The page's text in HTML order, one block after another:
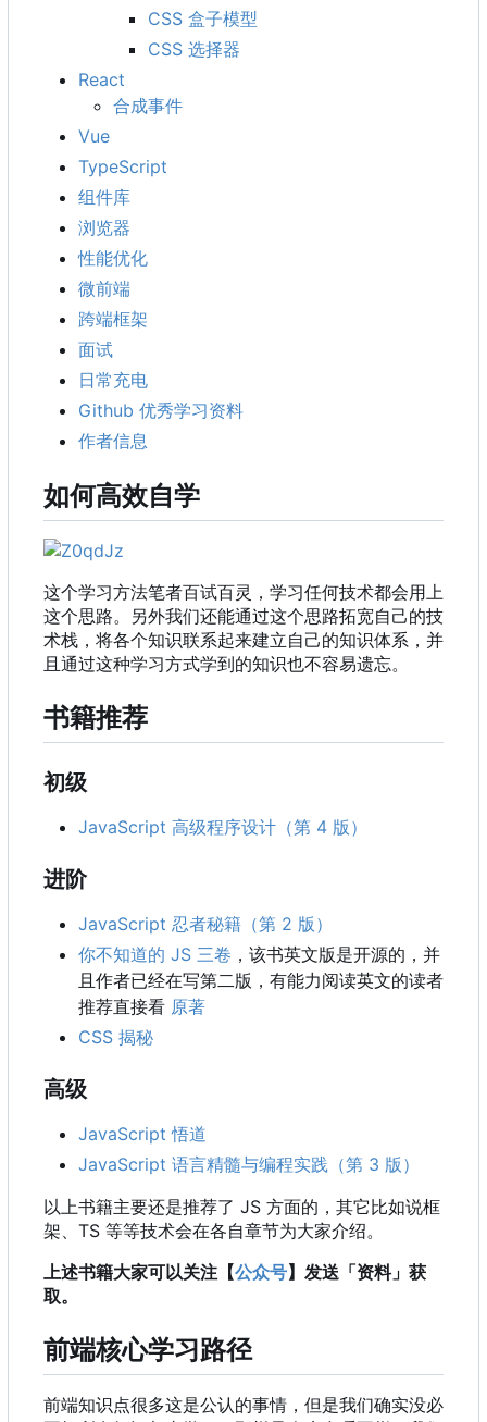
CSS 盒子模型
CSS 选择器
React
合成事件
Vue
TypeScript
组件库
浏览器
性能优化
微前端
跨端框架
面试
日常充电
Github 优秀学习资料
作者信息
如何高效自学
这个学习方法笔者百试百灵，学习任何技术都会用上
这个思路。另外我们还能通过这个思路拓宽自己的技
术栈，将各个知识联系起来建立自己的知识体系，并
且通过这种学习方式学到的知识也不容易遗忘。
书籍推荐
初级
JavaScript 高级程序设计（第 4 版）
进阶
JavaScript 忍者秘籍（第 2 版）
你不知道的 JS 三卷 ，该书英文版是开源的，并
且作者已经在写第二版，有能力阅读英文的读者
推荐直接看 原著
CSS 揭秘
高级
JavaScript 悟道
JavaScript 语言精髓与编程实践（第 3 版）
以上书籍主要还是推荐了 JS 方面的 ， 其它比如说框
架、TS 等等技术会在各自章节为大家介绍。
上述书籍大家可以关注【公众号】发送「资料」获
取。
前端核心学习路径
前端知识点很多这是公认的事情，但是我们确实没必